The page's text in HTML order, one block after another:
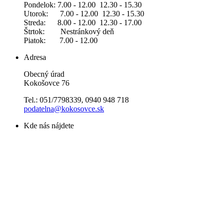
Pondelok: 7.00 - 12.00 12.30 - 15.30
Utorok: 7.00 - 12.00 12.30 - 15.30
Streda: 8.00 - 12.00 12.30 - 17.00
Štrtok: Nestránkový deň
Piatok: 7.00 - 12.00
Adresa
Obecný úrad
Kokošovce 76
Tel.: 051/7798339, 0940 948 718
podatelna@kokosovce.sk
Kde nás nájdete